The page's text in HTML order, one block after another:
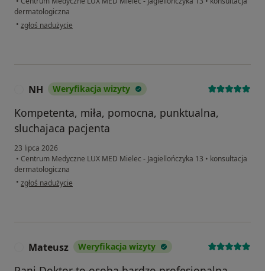
dermatologiczna
• w opinii użytkownika KR
zgłoś nadużycie
NH Weryfikacja wizyty
Kompetenta, miła, pomocna, punktualna,
sluchajaca pacjenta
23 lipca 2026
• Centrum Medyczne LUX MED Mielec - Jagiellończyka 13 • konsultacja
dermatologiczna
• w opinii użytkownika NH
zgłoś nadużycie
Mateusz Weryfikacja wizyty